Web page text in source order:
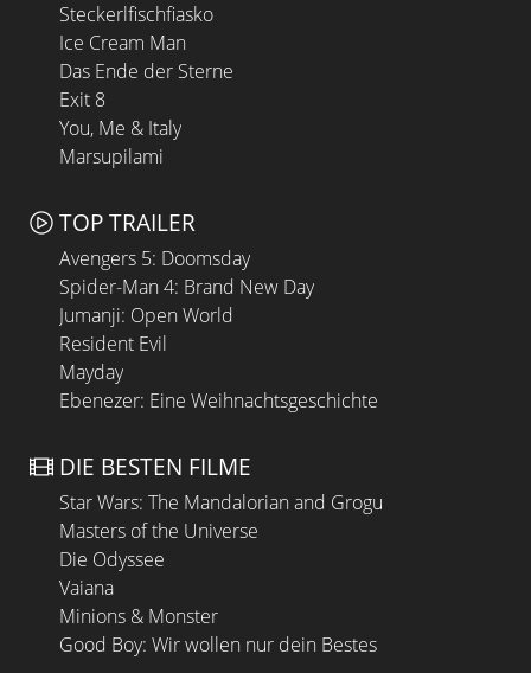
Steckerlfischfiasko
Ice Cream Man
Das Ende der Sterne
Exit 8
You, Me & Italy
Marsupilami
TOP TRAILER
Avengers 5: Doomsday
Spider-Man 4: Brand New Day
Jumanji: Open World
Resident Evil
Mayday
Ebenezer: Eine Weihnachtsgeschichte
DIE BESTEN FILME
Star Wars: The Mandalorian and Grogu
Masters of the Universe
Die Odyssee
Vaiana
Minions & Monster
Good Boy: Wir wollen nur dein Bestes